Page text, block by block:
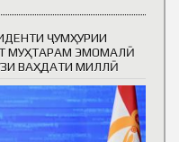
ҶУМҲУРИИ
МУҲТАРАМ ЭМОМАЛӢ
ВАҲДАТИ МИЛЛӢ